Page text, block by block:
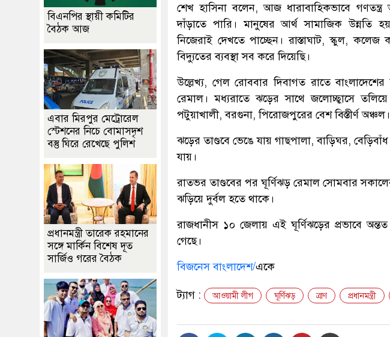
শেখ হাসিনা বলেন, আজ ধারাবাহিকভাবে
দাঁড়াতে পারি। মানুষের আর্থ সামাজিক উন্নতি
নিজেরাই দেখতে পাচ্ছেন। রাস্তাঘাট, স্কুল,
বিদ্যুতের ব্যবস্থা সব করে দিয়েছি।
উল্লেখ্য, গেল রোববার দিবাগত রাতে
রেমাল। মধ্যরাতে ঝড়ের সাথে জলোচ্ছ্বাসে
পটুয়াখালী, বরগুনা, পিরোজপুরের বেশ বিস্তীর্ণ
ঝড়ের তাণ্ডবে ভেঙে যায় গাছপালা, বাড়িঘর,
যায়।
রাতভর তাণ্ডবের পর ঘূর্ণিঝড় রেমাল সোমবার
ঝড়িয়ে দুর্বল হতে থাকে।
রাজধানীস ১০ জেলায় এই ঘূর্ণিঝড়ের প্রভাবে
গেছে।
বিজনেস বাংলাদেশ/একে
ট্যাগ : আওয়ামী লীগ ঘূর্ণিঝড় ত্রাণ প্রধানমন্ত্রী
বিএনপির স্থায়ী কমিটির
বৈঠক আজ
এবার মিরপুর মেট্রোরেল
স্টেশনের নিচে বোমাসদৃশ
বস্তু ঘিরে রেখেছে পুলিশ
প্রধানমন্ত্রী তারেক রহমানের
সঙ্গে মার্কিন বিশেষ দূত
সার্জিও গরের বৈঠক